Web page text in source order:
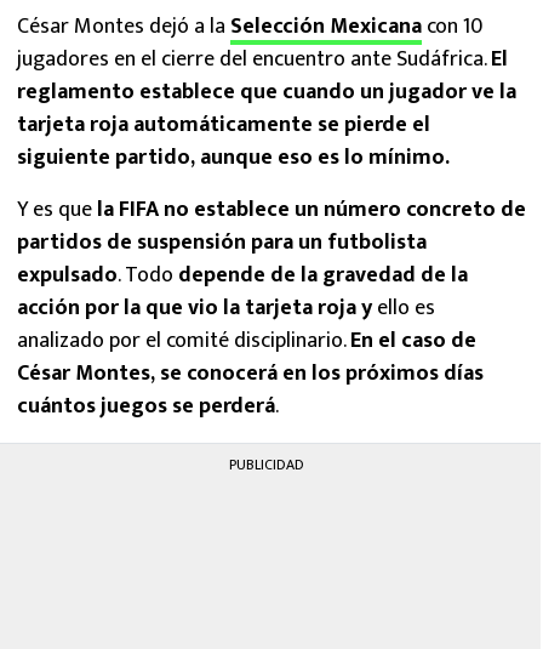
César Montes dejó a la Selección Mexicanacon 10
jugadores en el cierre del encuentro ante Sudáfrica.El
reglamento establece que cuando un jugador ve la
tarjeta roja automáticamente se pierde el
siguiente partido, aunque eso es lo mínimo.
Y es quela FIFA no establece un número concreto de
partidos de suspensión para un futbolista
expulsado. Todo depende de la gravedad de la
acción por la que vio la tarjeta roja yello es
analizado por el comité disciplinario.En el caso de
César Montes, se conocerá en los próximos días
cuántos juegos se perderá.
PUBLICIDAD